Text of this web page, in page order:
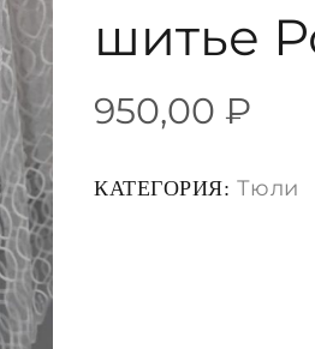
шитье
950,00 ₽
КАТЕГОРИЯ: Тюли